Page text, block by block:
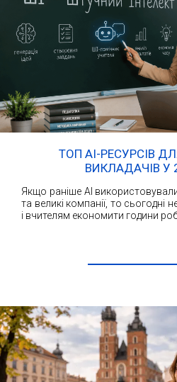
ТОП AI-РЕСУРСІВ
ВИКЛАДАЧІВ У
Якщо раніше AI
та великі компанії, то
і вчителям економити години